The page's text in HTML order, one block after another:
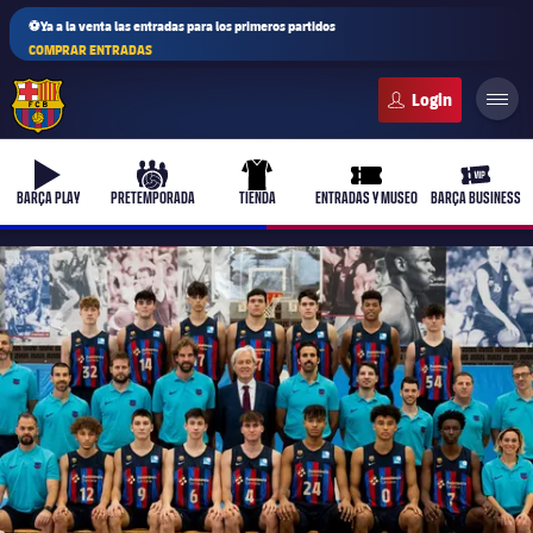
⚽Ya a la venta las entradas para los primeros partidos
COMPRAR ENTRADAS
b-play
BARÇA PLAY
culers-ball
PRETEMPORADA
uniform
TIENDA
ticket-full
ENTRADAS Y MUSEO
ticket-
BARÇA BUSINESS